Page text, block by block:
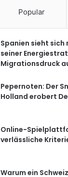
Popular
Spanien sieht sich
seiner
Migrationsdruck
Pepernoten: Der
Holland erobert
Online-
verlässliche
Warum ein